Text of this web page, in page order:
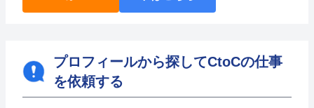
プロフィールから探してCtoCの仕事
を依頼する